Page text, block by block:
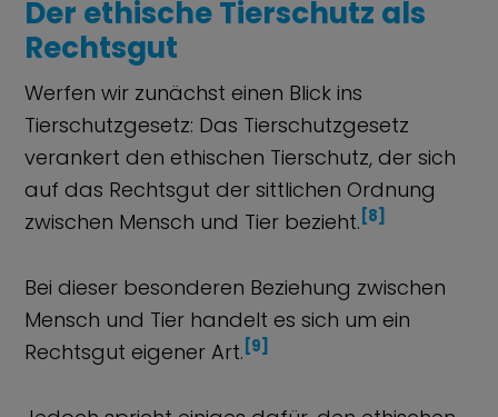
Der ethische Tierschutz als
Rechtsgut
Werfen wir zunächst einen Blick ins
Tierschutzgesetz: Das Tierschutzgesetz
verankert den ethischen Tierschutz, der sich
auf das Rechtsgut der sittlichen Ordnung
zwischen Mensch und Tier bezieht. [8]
Bei dieser besonderen Beziehung zwischen
Mensch und Tier handelt es sich um ein
Rechtsgut eigener Art. [9]